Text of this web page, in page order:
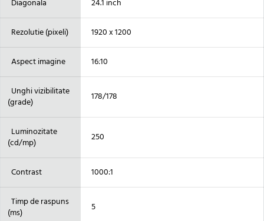
Diagonala 24.1 inch
Rezolutie (pixeli) 1920 x 1200
Aspect imagine 16:10
Unghi vizibilitate
(grade)
178/178
Luminozitate
(cd/mp)
250
Contrast 1000:1
Timp de raspuns
(ms)
5